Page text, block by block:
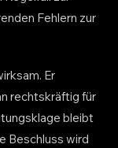
Fehlern zur
Er
rechtskräftig für
bleibt
Beschluss wird